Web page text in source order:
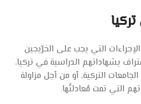
التي يجب على الخرّيجين
بشهاداتهم الدراسية في تركيا،
التركية، أو من أجل مزاولة
التي تمت مُعادلتُها.